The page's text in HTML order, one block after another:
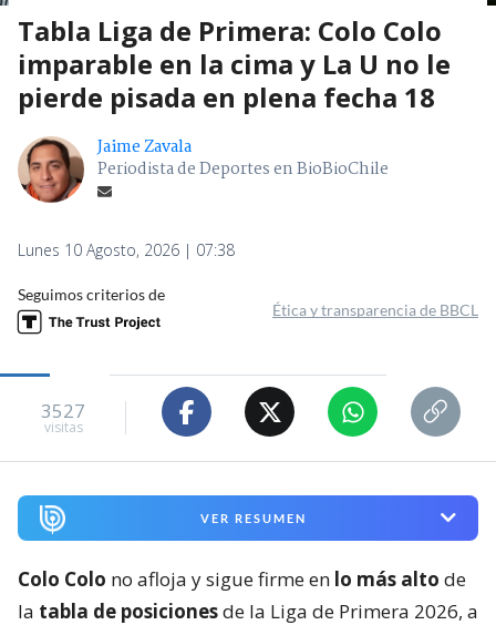
Tabla Liga de Primera: Colo Colo
imparable en la cima y La U no le
pierde pisada en plena fecha 18
Jaime Zavala
Periodista de Deportes en BioBioChile
Lunes 10 Agosto, 2026 | 07:38
Seguimos criterios de
Ética y transparencia de BBCL
3527
visitas
VER RESUMEN
Colo Colo no afloja y sigue firme en lo más alto de
la tabla de posicionesde la Liga de Primera 2026, a